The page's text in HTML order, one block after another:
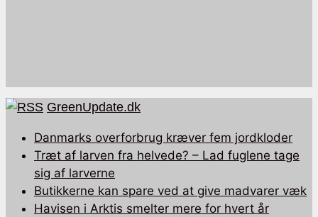
GreenUpdate.dk
Danmarks overforbrug kræver fem jordkloder
Træt af larven fra helvede? – Lad fuglene tage
sig af larverne
Butikkerne kan spare ved at give madvarer væk
Havisen i Arktis smelter mere for hvert år